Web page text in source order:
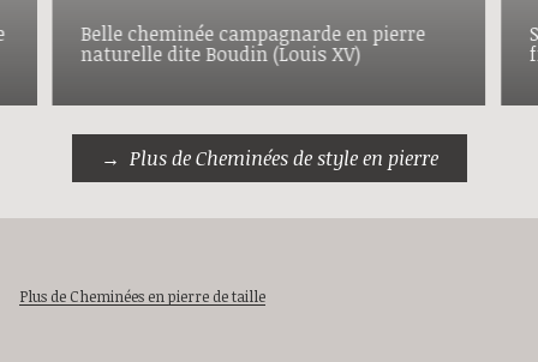
Belle cheminée campagnarde en pierre
naturelle dite Boudin (Louis XV)
Plus de Cheminées de style en pierre
Plus de Cheminées en pierre de taille